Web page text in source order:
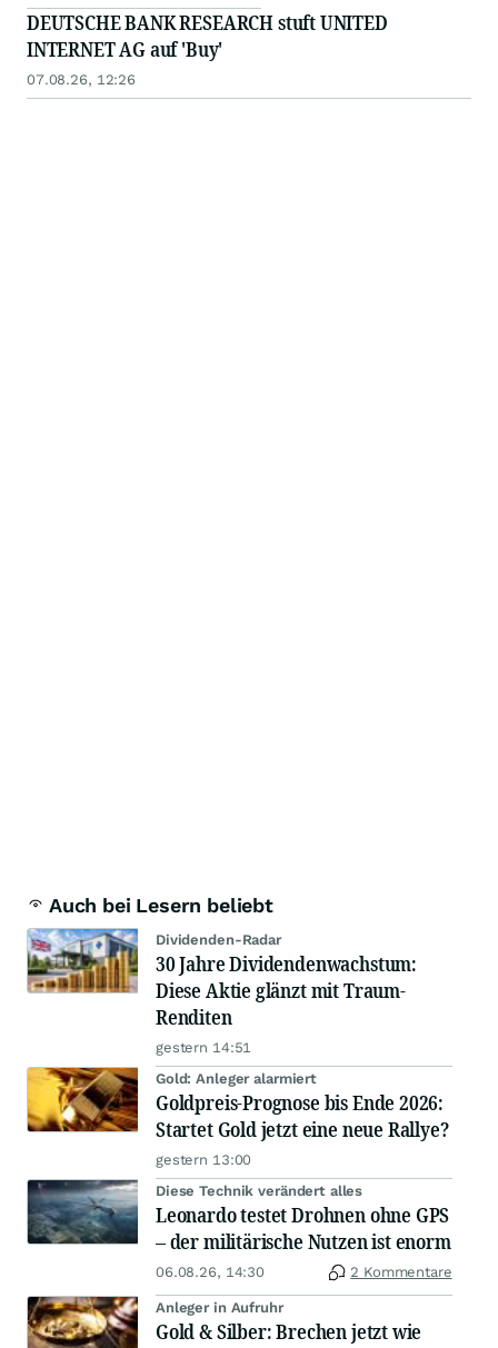
DEUTSCHE BANK RESEARCH stuft UNITED
INTERNET AG auf 'Buy'
07.08.26, 12:26
Auch bei Lesern beliebt
Dividenden-Radar
30 Jahre Dividendenwachstum:
Diese Aktie glänzt mit Traum-
Renditen
gestern 14:51
Gold: Anleger alarmiert
Goldpreis-Prognose bis Ende 2026:
Startet Gold jetzt eine neue Rallye?
gestern 13:00
Diese Technik verändert alles
Leonardo testet Drohnen ohne GPS
– der militärische Nutzen ist enorm
06.08.26, 14:30 2 Kommentare
Anleger in Aufruhr
Gold & Silber: Brechen jetzt wie